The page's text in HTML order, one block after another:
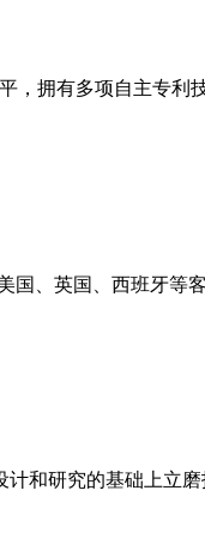
，拥有多项自主专
国、英国、西班牙
和研究的基础上立